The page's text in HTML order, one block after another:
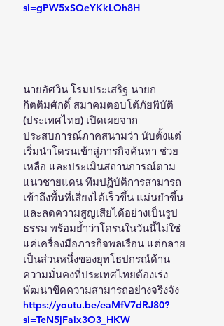
si=gPW5xSQeYKkLOh8H
นายอัศวิน โรมประเสริฐ นายก
กิตติมศักดิ์ สมาคมตอบโต้ภัยพิบัติ
(ประเทศไทย) เปิดเผยจาก
ประสบการณ์ภาคสนามว่า นับตั้งแต่
เริ่มนำโดรนเข้าสู่ภารกิจค้นหา ช่วย
เหลือ และประเมินสถานการณ์ตาม
แนวชายแดน ทีมปฏิบัติการสามารถ
เข้าถึงพื้นที่เสี่ยงได้เร็วขึ้น แม่นยำขึ้น
และลดความสูญเสียได้อย่างเป็นรูป
ธรรม พร้อมย้ำว่าโดรนในวันนี้ไม่ใช่
แค่เครื่องมือภารกิจพลเรือน แต่กลาย
เป็นส่วนหนึ่งของยุทโธปกรณ์ด้าน
ความมั่นคงที่ประเทศไทยต้องเร่ง
พัฒนาขีดความสามารถอย่างจริงจัง
https://youtu.be/eaMfV7dRJ80?
si=TeN5jFaix3O3_HKW